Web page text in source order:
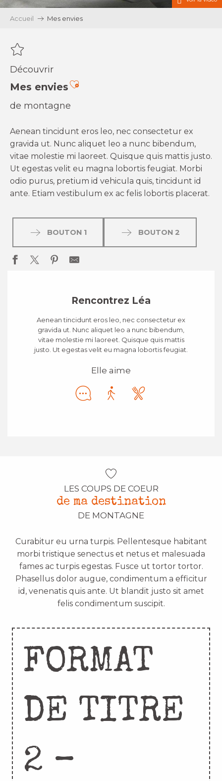
Accueil Mes envies
Découvrir
Mes enviesAjouter aux favoris
de montagne
Aenean tincidunt eros leo, nec consectetur ex
gravida ut. Nunc aliquet leo a nunc bibendum,
vitae molestie mi laoreet. Quisque quis mattis justo.
Ut egestas velit eu magna lobortis feugiat. Morbi
odio purus, pretium id vehicula quis, tincidunt id
ante. Etiam vestibulum ex ac felis lobortis placerat.
BOUTON 1 BOUTON 2
Rencontrez Léa
Aenean tincidunt eros leo, nec consectetur ex
gravida ut. Nunc aliquet leo a nunc bibendum,
vitae molestie mi laoreet. Quisque quis mattis
justo. Ut egestas velit eu magna lobortis feugiat.
Elle aime
LES COUPS DE COEUR
de ma destination
DE MONTAGNE
Curabitur eu urna turpis. Pellentesque habitant
morbi tristique senectus et netus et malesuada
fames ac turpis egestas. Fusce ut tortor tortor.
Phasellus dolor augue, condimentum a efficitur
id, venenatis quis ante. Ut blandit justo sit amet
felis condimentum suscipit.
FORMAT
DE TITRE
2 –